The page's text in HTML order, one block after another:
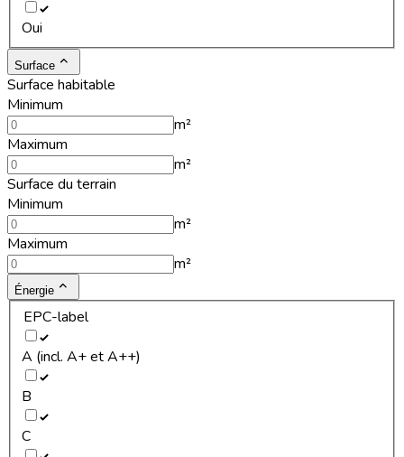
Oui
Surface
Surface habitable
Minimum
m²
Maximum
m²
Surface du terrain
Minimum
m²
Maximum
m²
Énergie
EPC-label
A (incl. A+ et A++)
B
C